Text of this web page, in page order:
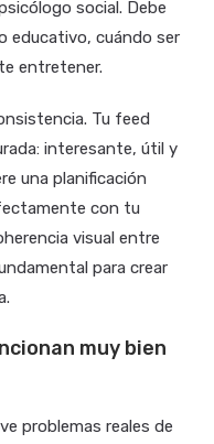
social. Debe
educativo, cuándo ser
entretener.
Tu feed
interesante, útil y
una planificación
con tu
visual entre
para crear
muy bien
problemas reales de